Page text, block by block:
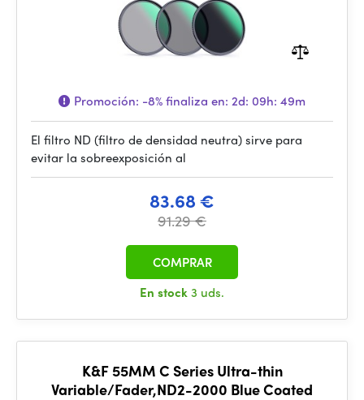
Promoción: -8%finaliza en: 2d: 09h: 49m
El filtro ND (filtro de densidad neutra) sirve para
evitar la sobreexposición al
83.68 €
91.29 €
En stock3 uds.
COMPRAR
K&F 55MM C Series Ultra-thin
Variable/Fader,ND2-2000 Blue Coated